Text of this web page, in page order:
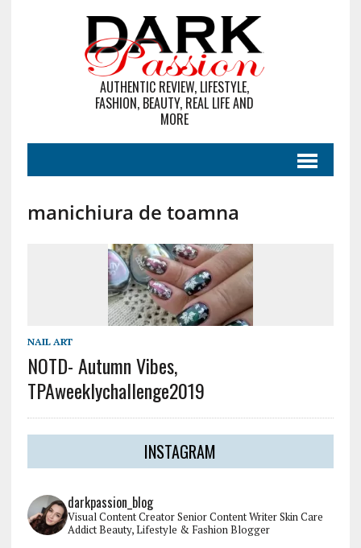
AUTHENTIC REVIEW, LIFESTYLE,
FASHION, BEAUTY, REAL LIFE AND
MORE
manichiura de toamna
NAIL ART
NOTD- Autumn Vibes,
TPAweeklychallenge2019
INSTAGRAM
darkpassion_blog
Visual Content CreatorSenior Content WriterSkin Care
AddictBeauty, Lifestyle & Fashion Blogger